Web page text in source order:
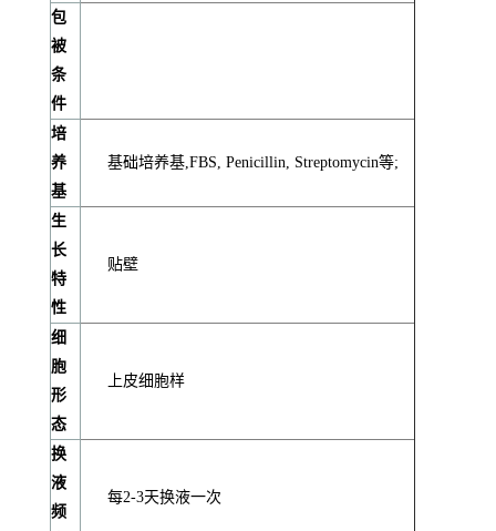
包
被
条
件
培
养
基
基础培养基,FBS, Penicillin, Streptomycin等;
生
长
特
性
贴壁
细
胞
形
态
上皮细胞样
换
液
频
每2-3天换液一次